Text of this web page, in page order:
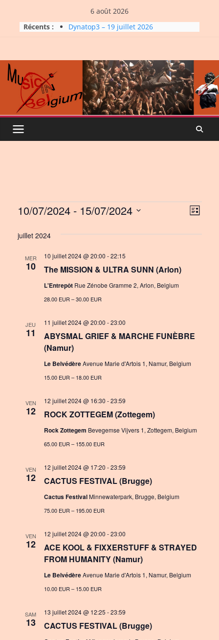
content
6 août 2026
Récents :
Dynatop3 – 19 juillet 2026
Dynatop3 – 26 juillet 2026
La Carrière #7: Roche, Tigre et
Bashing
Events
V
v
g
o
E
w
g
L
s
10/07/2024 - 15/07/2024
e
juillet 2024
MER
10 The MISSION & ULTRA SUNN (Arlon)
10 juillet 2024 @ 20:00 -22:15
L'Entrepôt Rue Zénobe Gramme 2, Arlon, Belgium
28.00 EUR – 30.00 EUR
JEU
11
ABYSMAL GRIEF & MARCHE FUNÈBRE
(Namur)
11 juillet 2024 @ 20:00 -23:00
Le BelvédèreAvenue Marie d'Artois 1, Namur, Belgium
15.00 EUR – 18.00 EUR
VEN
12 ROCK ZOTTEGEM (Zottegem)
12 juillet 2024 @ 16:30 -23:59
Rock Zottegem Bevegemse Vijvers 1, Zottegem, Belgium
65.00 EUR – 155.00 EUR
VEN
12 CACTUS FESTIVAL (Brugge)
12 juillet 2024 @ 17:20 -23:59
Cactus FestivalMinnewaterpark, Brugge, Belgium
75.00 EUR – 195.00 EUR
VEN
12
ACE KOOL & FIXXERSTUFF & STRAYED
FROM HUMANITY (Namur)
12 juillet 2024 @ 20:00 -23:00
Le BelvédèreAvenue Marie d'Artois 1, Namur, Belgium
10.00 EUR – 15.00 EUR
SAM
13 CACTUS FESTIVAL (Brugge)
13 juillet 2024 @ 12:25 -23:59